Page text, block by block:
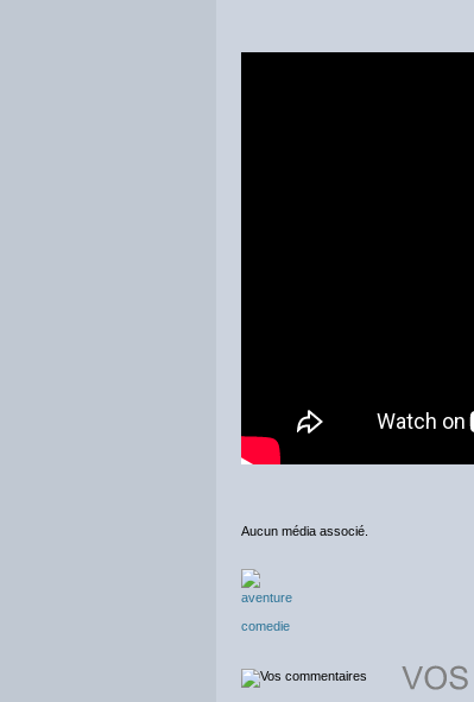
Aucun média associé.
aventure
comedie